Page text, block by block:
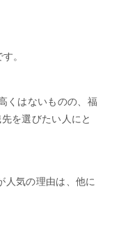
。
くはないものの、福
を選びたい人にと
人気の理由は、他に